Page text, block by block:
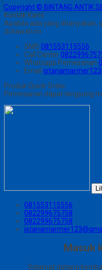
Copyright © BINTANG ANTIK
Kontak Kami
Apabila ada yang ditanyakan,
di bawah ini.
SMS 081553115556
Call Center
Whatsapp Pemesanan
Email
Produk Quick Order
Pemesanan dapat langsung
081553115556
082299675758
082299675758
Masuk
Selamat datang